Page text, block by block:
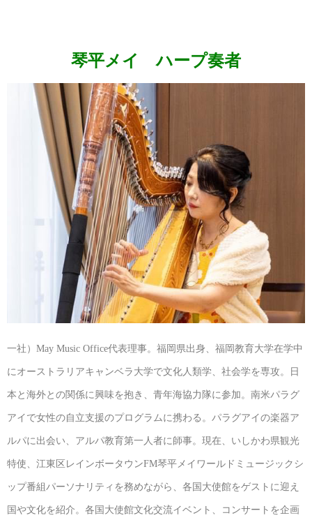
琴平メイ ハープ奏者
一社）May Music Office代表理事。福岡県出身、福岡教育大学在学中
にオーストラリアキャンベラ大学で文化人類学、社会学を専攻。日
本と海外との関係に興味を抱き、青年海協力隊に参加。南米パラグ
アイで女性の自立支援のプログラムに携わる。パラグアイの楽器ア
ルパに出会い、アルパ教育第一人者に師事。現在、いしかわ県観光
特使、江東区レインボータウンFM琴平メイワールドミュージックシ
ップ番組パーソナリティを務めながら、各国大使館をゲストに迎え
国や文化を紹介。各国大使館文化交流イベント、コンサートを企画